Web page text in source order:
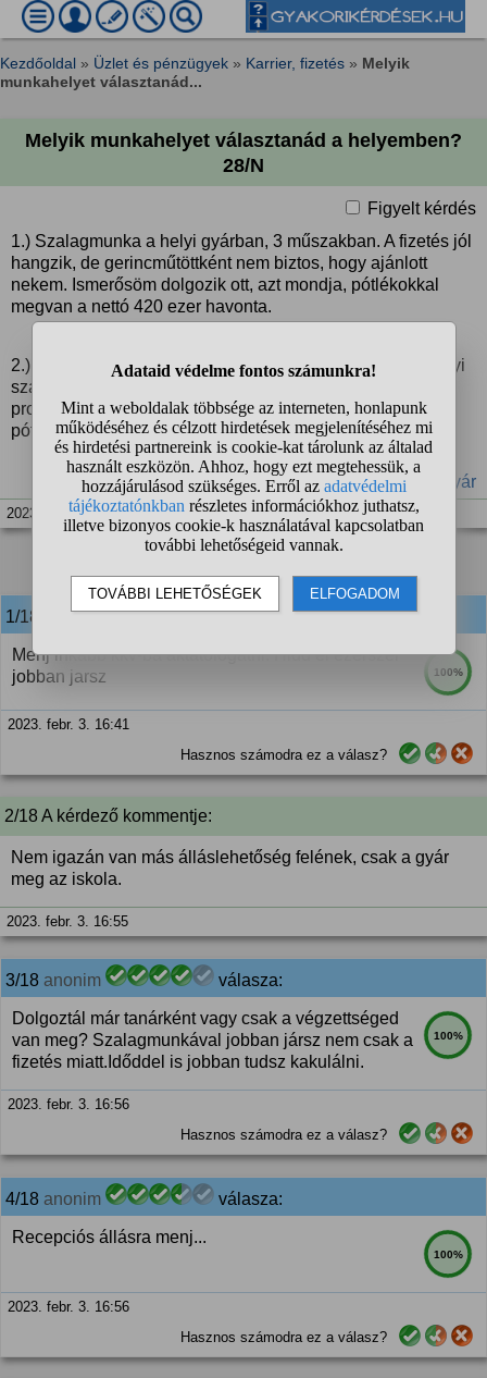
Kezdőoldal » Üzlet és pénzügyek » Karrier, fizetés » Melyik
munkahelyet választanád...
Melyik munkahelyet választanád a helyemben?
28/N
Figyelt kérdés
1.) Szalagmunka a helyi gyárban, 3 műszakban. A fizetés jól
hangzik, de gerincműtöttként nem biztos, hogy ajánlott
nekem. Ismerősöm dolgozik ott, azt mondja, pótlékokkal
megvan a nettó 420 ezer havonta.
2.) Tanári állás (van egy történelemtanári diplomám) a helyi
szakközépiskolában, de kicsit aggaszt, hogy sok ott a
problémás, agresszív diák. Bértábla szerinti fizetés,
pótlékokkal együtt nettó 207 ezer.
#fizetés #állás #tanár #munkahely #gyár
2023. febr. 3. 16:25
1/18 anonim válasza:
100%
Menj inkabb kkv-ba aktatologatni. Hidd el ezerszer
jobban jarsz
2023. febr. 3. 16:41
Hasznos számodra ez a válasz?
2/18 A kérdező kommentje:
Nem igazán van más álláslehetőség felének, csak a gyár
meg az iskola.
2023. febr. 3. 16:55
3/18 anonim válasza:
100%
Dolgoztál már tanárként vagy csak a végzettséged
van meg? Szalagmunkával jobban jársz nem csak a
fizetés miatt.Időddel is jobban tudsz kakulálni.
2023. febr. 3. 16:56
Hasznos számodra ez a válasz?
4/18 anonim válasza:
100%
Recepciós állásra menj...
2023. febr. 3. 16:56
Hasznos számodra ez a válasz?